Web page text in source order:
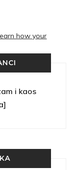
how your
i kaos